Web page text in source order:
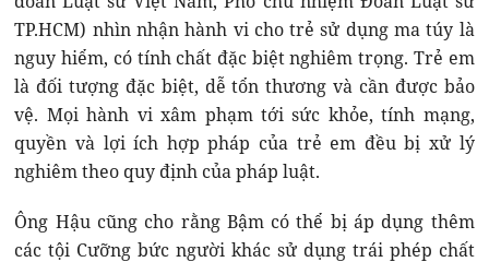
TP.HCM) nhìn nhận hành vi cho trẻ sử dụng ma túy là
nguy hiểm, có tính chất đặc biệt nghiêm trọng. Trẻ em
là đối tượng đặc biệt, dễ tổn thương và cần được bảo
vệ. Mọi hành vi xâm phạm tới sức khỏe, tính mạng,
quyền và lợi ích hợp pháp của trẻ em đều bị xử lý
nghiêm theo quy định của pháp luật.
Ông Hậu cũng cho rằng Bậm có thể bị áp dụng thêm
các tội Cưỡng bức người khác sử dụng trái phép chất